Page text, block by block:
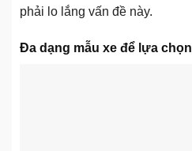
phải lo lắng vấn đề này.
Đa dạng mẫu xe để lựa chọn